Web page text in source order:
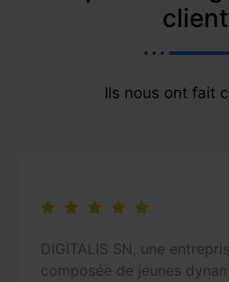
Ils nous ont fait
DIGITALIS SN, une
composée de jeunes